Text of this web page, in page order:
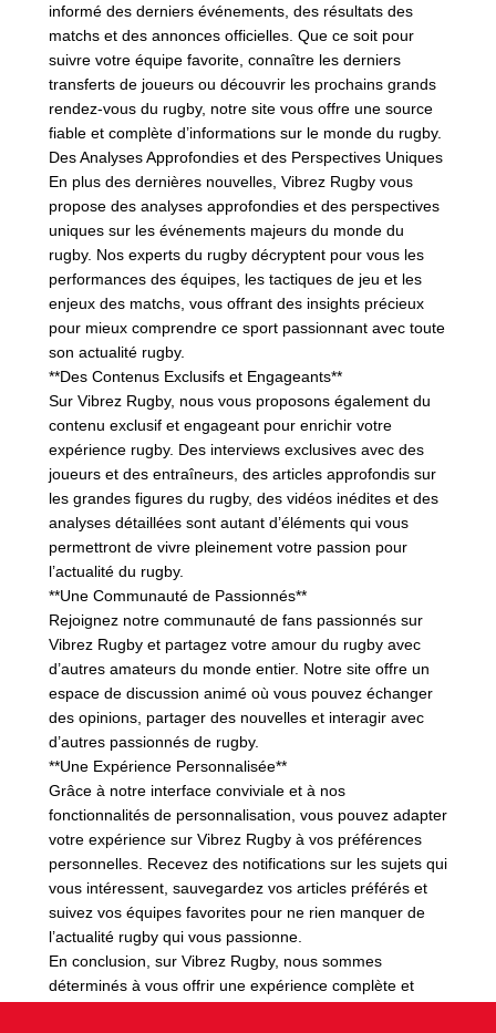
informé des derniers événements, des résultats des
matchs et des annonces officielles. Que ce soit pour
suivre votre équipe favorite, connaître les derniers
transferts de joueurs ou découvrir les prochains grands
rendez-vous du rugby, notre site vous offre une source
fiable et complète d’informations sur le monde du rugby.
Des Analyses Approfondies et des Perspectives Uniques
En plus des dernières nouvelles, Vibrez Rugby vous
propose des analyses approfondies et des perspectives
uniques sur les événements majeurs du monde du
rugby. Nos experts du rugby décryptent pour vous les
performances des équipes, les tactiques de jeu et les
enjeux des matchs, vous offrant des insights précieux
pour mieux comprendre ce sport passionnant avec toute
son actualité rugby.
**Des Contenus Exclusifs et Engageants**
Sur Vibrez Rugby, nous vous proposons également du
contenu exclusif et engageant pour enrichir votre
expérience rugby. Des interviews exclusives avec des
joueurs et des entraîneurs, des articles approfondis sur
les grandes figures du rugby, des vidéos inédites et des
analyses détaillées sont autant d’éléments qui vous
permettront de vivre pleinement votre passion pour
l’actualité du rugby.
**Une Communauté de Passionnés**
Rejoignez notre communauté de fans passionnés sur
Vibrez Rugby et partagez votre amour du rugby avec
d’autres amateurs du monde entier. Notre site offre un
espace de discussion animé où vous pouvez échanger
des opinions, partager des nouvelles et interagir avec
d’autres passionnés de rugby.
**Une Expérience Personnalisée**
Grâce à notre interface conviviale et à nos
fonctionnalités de personnalisation, vous pouvez adapter
votre expérience sur Vibrez Rugby à vos préférences
personnelles. Recevez des notifications sur les sujets qui
vous intéressent, sauvegardez vos articles préférés et
suivez vos équipes favorites pour ne rien manquer de
l’actualité rugby qui vous passionne.
En conclusion, sur Vibrez Rugby, nous sommes
déterminés à vous offrir une expérience complète et